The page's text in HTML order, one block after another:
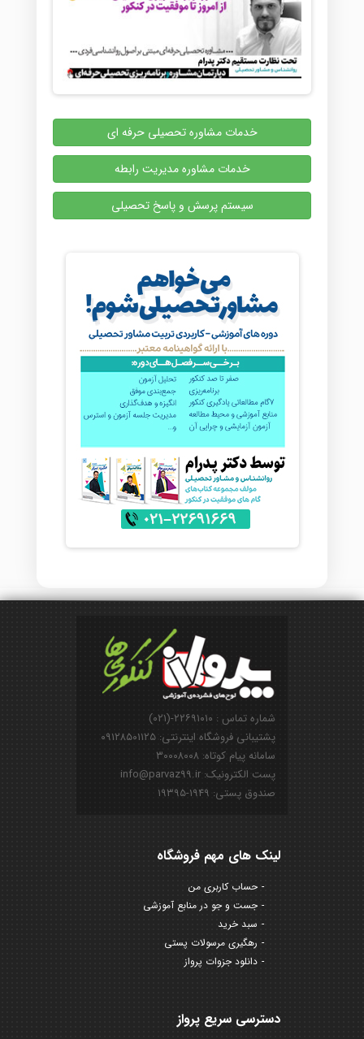
خدمات مشاوره تحصیلی حرفه ای
خدمات مشاوره مدیریت رابطه
سیستم پرسش و پاسخ تحصیلی
شماره تماس : ۲۲۶۹۱۰۱۰-(۰۲۱)
پشتیبانی فروشگاه اینترنتی: ۰۹۱۲۸۵۰۱۱۲۵
سامانه پیام کوتاه: ۳۰۰۰۸۰۰۸
پست الکترونیک: info@parvaz99.ir
صندوق پستی: ۱۹۴۹-۱۹۳۹۵
لینک های مهم فروشگاه
حساب کاربری من
جست و جو در منابع آموزشی
سبد خرید
رهگیری مرسولات پستی
دانلود جزوات پرواز
دسترسی سریع پرواز